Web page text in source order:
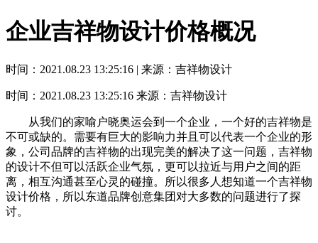
企业吉祥物设计价格概况
时间：2021.08.23 13:25:16 | 来源：吉祥物设计
时间：2021.08.23 13:25:16 来源：吉祥物设计
从我们的家喻户晓奥运会到一个企业，一个好的吉祥物是
不可或缺的。需要有巨大的影响力并且可以代表一个企业的形
象，公司品牌的吉祥物的出现完美的解决了这一问题，吉祥物
的设计不但可以活跃企业气氛，更可以拉近与用户之间的距
离，相互沟通甚至心灵的碰撞。所以很多人想知道一个吉祥物
设计价格，所以东道品牌创意集团对大多数的问题进行了探
讨。